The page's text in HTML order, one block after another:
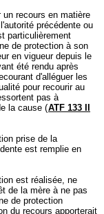
un recours en matière
précédente ou
particulièrement
de protection à son
en vigueur depuis le
été rendu après
d'alléguer les
pour recourir au
pas à
la cause (ATF 133 II
prise de la
est remplie en
est réalisée, ne
de la mère à ne pas
de protection
du recours apporterait